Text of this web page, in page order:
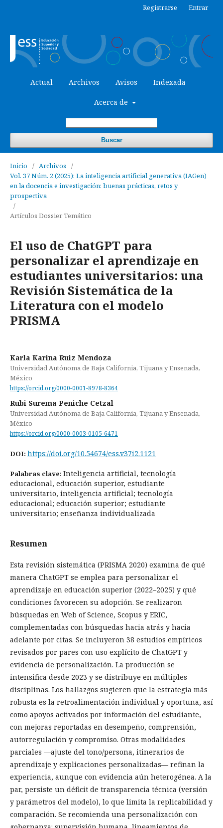
Actual Archivos Avisos Indexada
Acerca de
Buscar
Registrarse Entrar
Inicio / Archivos
/
Vol. 37 Núm. 2 (2025): La inteligencia artificial generativa (IAGen)
en la docencia e investigación: buenas prácticas, retos y
prospectiva
/
Artículos Dossier Temático
El uso de ChatGPT para
personalizar el aprendizaje en
estudiantes universitarios: una
Revisión Sistemática de la
Literatura con el modelo
PRISMA
Karla Karina Ruiz Mendoza
Universidad Autónoma de Baja California, Tijuana y Ensenada,
México
https://orcid.org/0000-0001-8978-8364
Rubi Surema Peniche Cetzal
Universidad Autónoma de Baja California, Tijuana y Ensenada,
México
https://orcid.org/0000-0003-0105-6471
DOI: https://doi.org/10.54674/ess.v37i2.1121
Palabras clave: Inteligencia artificial, tecnología
educacional, educación superior, estudiante
universitario, inteligencia artificial; tecnología
educacional; educación superior; estudiante
universitario; enseñanza individualizada
Resumen
Esta revisión sistemática (PRISMA 2020) examina de qué
manera ChatGPT se emplea para personalizar el
aprendizaje en educación superior (2022–2025) y qué
condiciones favorecen su adopción. Se realizaron
búsquedas en Web of Science, Scopus y ERIC,
complementadas con búsquedas hacia atrás y hacia
adelante por citas. Se incluyeron 38 estudios empíricos
revisados por pares con uso explícito de ChatGPT y
evidencia de personalización. La producción se
intensifica desde 2023 y se distribuye en múltiples
disciplinas. Los hallazgos sugieren que la estrategia más
robusta es la retroalimentación individual y oportuna, así
como apoyos activados por información del estudiante,
con mejoras reportadas en desempeño, comprensión,
autorregulación y compromiso. Otras modalidades
parciales —ajuste del tono/persona, itinerarios de
aprendizaje y explicaciones personalizadas— refinan la
experiencia, aunque con evidencia aún heterogénea. A la
par, persiste un déficit de transparencia técnica (versión
y parámetros del modelo), lo que limita la replicabilidad y
comparación. Se recomienda una personalización con